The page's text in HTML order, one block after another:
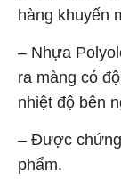
hàng khuyến
– Nhựa
ra màng có
nhiệt độ bên
– Được
phẩm.